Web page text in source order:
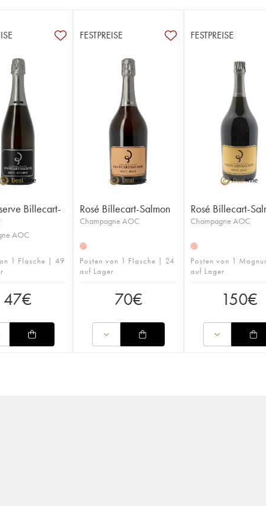
Billecart-
AOC
1 Flasche | 49
47€
FESTPREISE
Rosé Billecart-Salmon
Champagne AOC
H
Posten von 1 Flasche | 24
auf Lager
70€
FESTPREISE
Rosé Billecart-
Champagne AOC
H
Posten von 1
auf Lager
150€